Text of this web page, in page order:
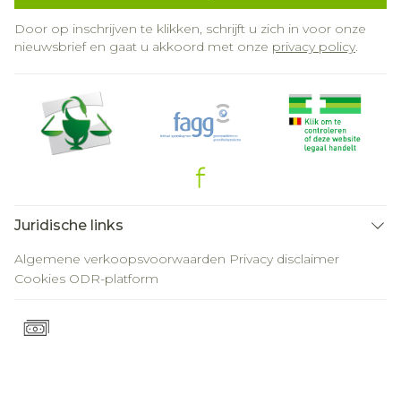
Door op inschrijven te klikken, schrijft u zich in voor onze
nieuwsbrief en gaat u akkoord met onze privacy policy.
Juridische links
Algemene verkoopsvoorwaarden Privacy disclaimer
Cookies ODR-platform